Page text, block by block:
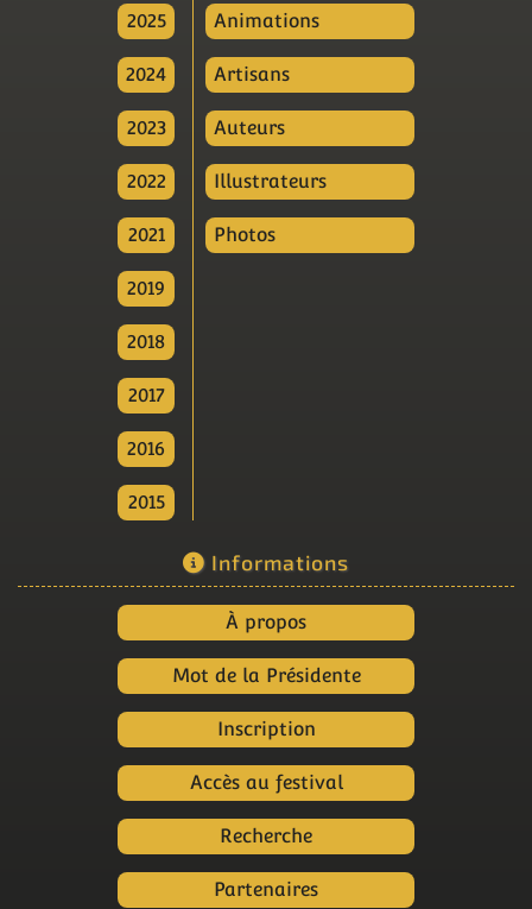
2025
2024
2023
2022
2021
2019
2018
2017
2016
2015
Animations
Artisans
Auteurs
Illustrateurs
Photos
Informations
À propos
Mot de la Présidente
Inscription
Accès au festival
Recherche
Partenaires